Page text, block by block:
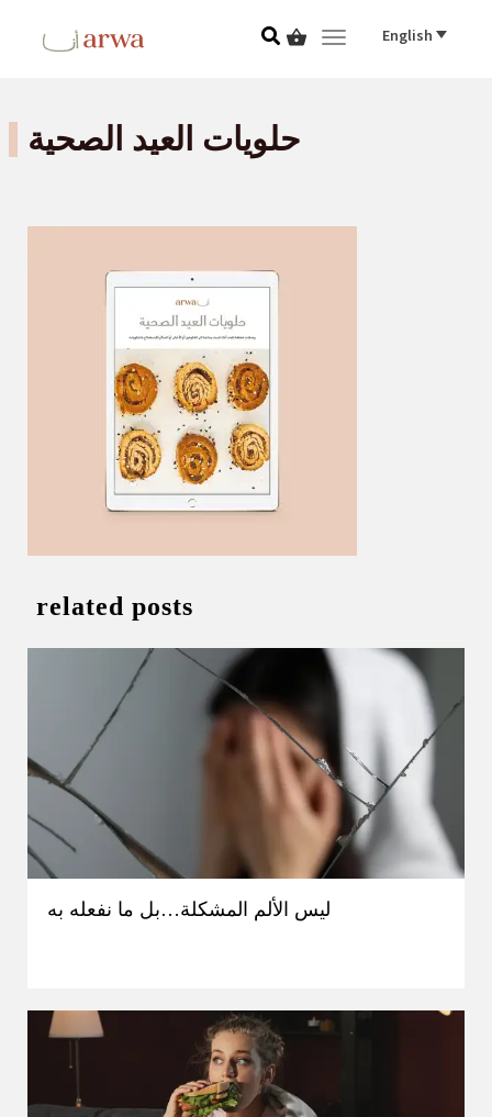
ToggleEnglish
حلويات العيد الصحية
related posts
ليس الألم المشكلة…بل ما نفعله به